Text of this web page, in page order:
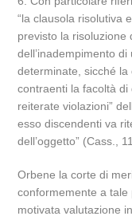
“la clausola risolutiva
previsto la risoluzione
dell’inadempimento
determinate, sicché
contraenti la facoltà di
reiterate violazioni”
esso discendenti va
dell’oggetto” (Cass.,
Orbene la corte di
conformemente a tale
motivata valutazione